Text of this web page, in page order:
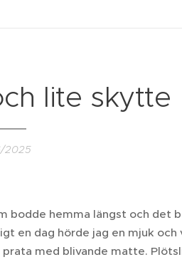
lite skytte
2025
bodde hemma längst och
en dag hörde jag en mjuk
med blivande matte.